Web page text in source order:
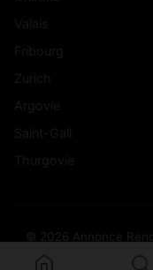
© 2026 Annonce